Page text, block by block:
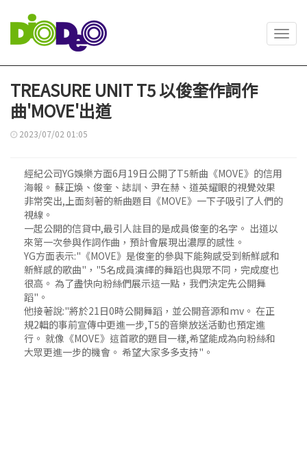
TREASURE UNIT T5 以俊奎作詞作
曲'MOVE'出道
2023/07/02 01:05
經紀公司YG娛樂方面6月19日公開了T5新曲《MOVE》的信用
海報。 蘇正煥、俊奎、誌訓、尹在赫、道英耀眼的視覺效果
非常突出,上面刻著的新曲題目《MOVE》一下子吸引了人們的
視線。
一起公開的信貸中,最引人註目的是成員俊奎的名字。 出道以
來第一次參與作詞作曲，預計會展現出濃厚的感性。
YG方面表示:"《MOVE》是俊奎的參與下能夠感受到新鮮感和
新鮮感的歌曲"，"5名成員演繹的舞蹈也與眾不同，完成度也
很高。 為了盡快向粉絲們展示這一點，我們決定先公開舞
蹈"。
他接著說:"將於21日0時公開舞蹈，並公開音源和mv。 在正
規2輯的事前宣傳中更進一步,T5的音樂放送活動也預定進
行。 就像《MOVE》這首歌的題目一樣,希望能成為向粉絲和
大眾更進一步的機會。 希望大家多多支持"。